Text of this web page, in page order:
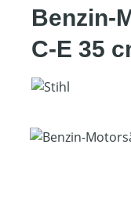
Benzin-
C-E 35
Bildergalerie